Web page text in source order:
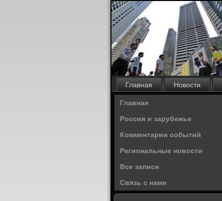
Главная Новости
Главная
Россия и зарубежье
Комментарии событий
Региональные новости
Все записи
Связь с нами